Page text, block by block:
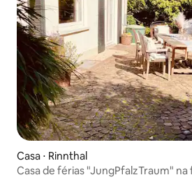
Casa ⋅ Rinnthal
Casa de férias "JungPfalzTraum"